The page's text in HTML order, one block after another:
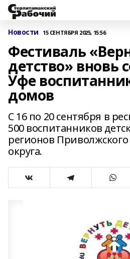
Новости 15 СЕНТЯБРЯ 2025, 15:56
Фестиваль
детство» вновь
Уфе
домов
С 16 по 20 сентября в
500 воспитанников
регионов
округа.